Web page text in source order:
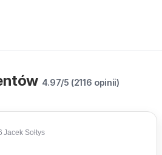
4.97/5 (2116 opinii)